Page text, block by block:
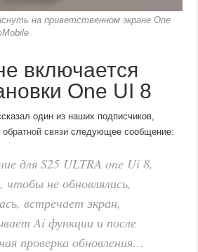
на приветственном экране One
включается
One UI 8
один из наших подписчиков,
связи следующее сообщение:
для S25 ULTRA one Ui 8,
чтобы не обновлялись,
встречает экран,
Ai функции и после
проверка обновления…